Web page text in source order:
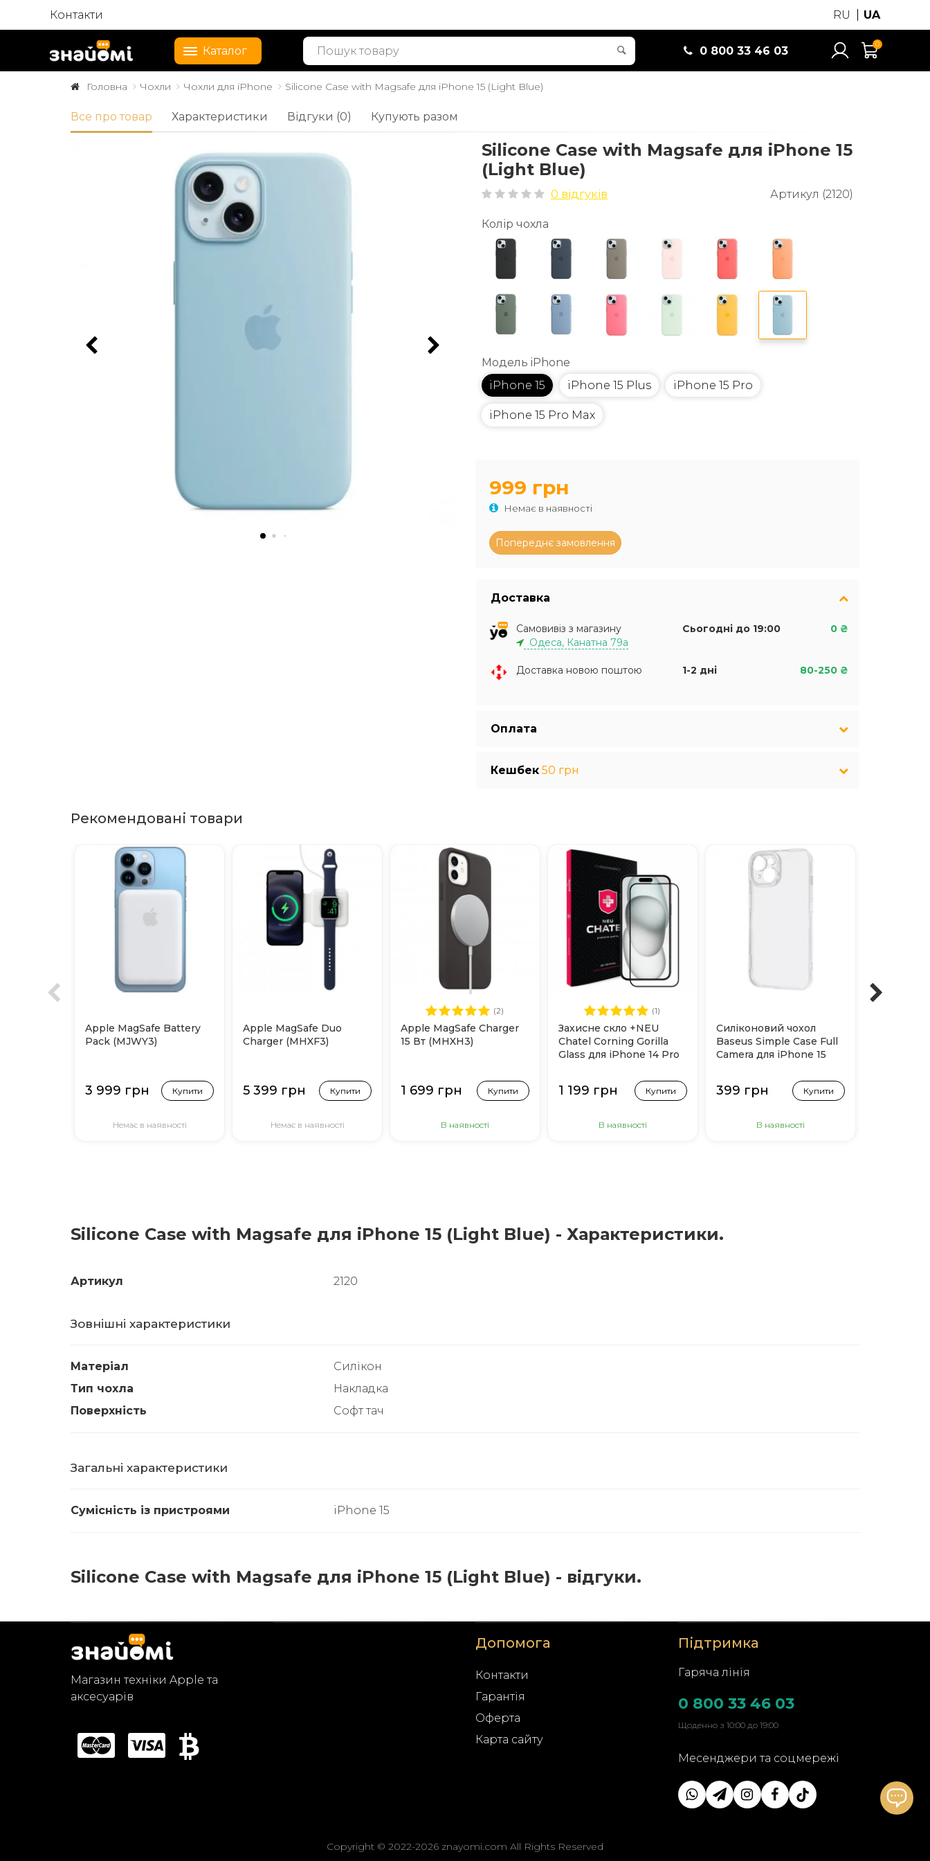
Контакти RU UA
Каталог 0 800 33 46 03
0
Головна Чохли Чохли для iPhone Silicone Case with Magsafe для iPhone 15 (Light Blue)
Все про товар Характеристики Відгуки (0) Купують разом
Silicone Case with Magsafe для iPhone 15
(Light Blue)
0 відгуків Артикул (2120)
Колір чохла
Модель iPhone
iPhone 15
iPhone 15 Plus iPhone 15 Pro
iPhone 15 Pro Max
999 грн
Немає в наявності
Доставка
Самовивіз з магазину
Одеса, Канатна 79а
Сьогодні до 19:00 0 ₴
Доставка новою поштою 1-2 дні 80-250 ₴
Оплата
Кешбек 50 грн
Рекомендовані товари
Apple MagSafe Battery
Pack (MJWY3)
3 999 грн Купити
Немає в наявності
Apple MagSafe Duo
Charger (MHXF3)
5 399 грн Купити
Немає в наявності
(2)
Apple MagSafe Charger
15 Вт (MHXH3)
1 699 грн Купити
В наявності
(1)
Захисне скло +NEU
Chatel Corning Gorilla
Glass для iPhone 14 Pro
1 199 грн Купити
В наявності
Силіконовий чохол
Baseus Simple Case Full
Camera для iPhone 15
399 грн Купити
В наявності
Silicone Case with Magsafe для iPhone 15 (Light Blue) - Характеристики.
Артикул 2120
Зовнішні характеристики
Матеріал
Силікон
Тип чохла
Накладка
Поверхність
Софт тач
Загальні характеристики
Сумісність із пристроями iPhone 15
Silicone Case with Magsafe для iPhone 15 (Light Blue) - відгуки.
Магазин техніки Apple та
аксесуарів
Допомога
Контакти
Гарантія
Оферта
Карта сайту
Підтримка
Гаряча лінія
0 800 33 46 03
Щоденно з 10:00 до 19:00
Месенджери та соцмережі
Copyright © 2022-2026 znayomi.com All Rights Reserved